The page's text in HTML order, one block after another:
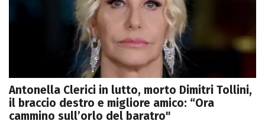
Antonella Clerici in lutto, morto Dimitri Tollini,
il braccio destro e migliore amico: “Ora
cammino sull’orlo del baratro"